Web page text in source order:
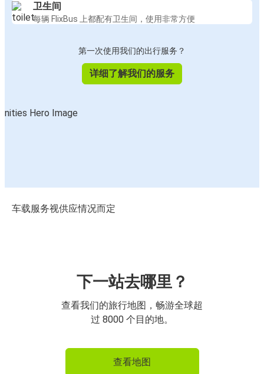
卫生间
每辆 FlixBus 上都配有卫生间，使用非常方便
第一次使用我们的出行服务？
详细了解我们的服务
车载服务视供应情况而定
下一站去哪里？
查看我们的旅行地图，畅游全球超
过 8000 个目的地。
查看地图